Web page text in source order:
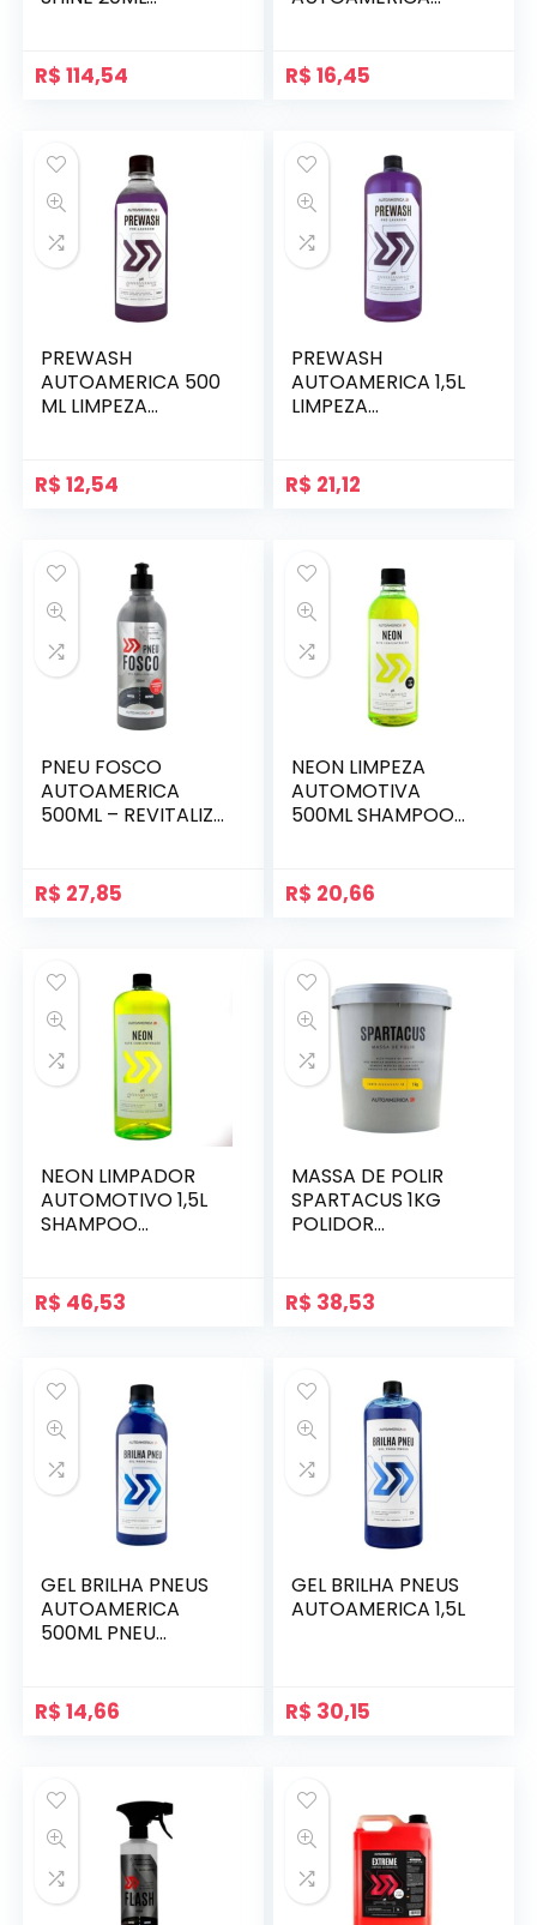
R$ 114,54 R$ 16,45
PREWASH
AUTOAMERICA 500
ML LIMPEZA
R$ 12,54
PREWASH
AUTOAMERICA 1,5L
LIMPEZA
R$ 21,12
PNEU FOSCO
AUTOAMERICA
500ML – REVITALIZA
R$ 27,85
NEON LIMPEZA
AUTOMOTIVA
500ML SHAMPOO
R$ 20,66
NEON LIMPADOR
AUTOMOTIVO 1,5L
SHAMPOO
R$ 46,53
MASSA DE POLIR
SPARTACUS 1KG
POLIDOR
R$ 38,53
GEL BRILHA PNEUS
AUTOAMERICA
500ML PNEU
R$ 14,66
GEL BRILHA PNEUS
AUTOAMERICA 1,5L
R$ 30,15